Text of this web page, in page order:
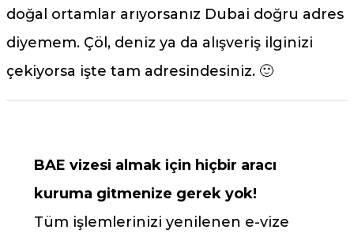
doğal ortamlar arıyorsanız Dubai doğru adres
diyemem. Çöl, deniz ya da alışveriş ilginizi
çekiyorsa işte tam adresindesiniz. 🙂
BAE vizesi almak için hiçbir aracı
kuruma gitmenize gerek yok!
Tüm işlemlerinizi yenilenen e-vize